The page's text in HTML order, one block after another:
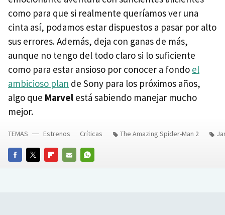
como para que si realmente queríamos ver una
cinta así, podamos estar dispuestos a pasar por alto
sus errores. Además, deja con ganas de más,
aunque no tengo del todo claro si lo suficiente
como para estar ansioso por conocer a fondo el
ambicioso plan de Sony para los próximos años,
algo que Marvel está sabiendo manejar mucho
mejor.
FACEBOOKTWITTERFLIPBOARD
E-
WHATSAPP
TEMAS Estrenos Críticas The Amazing Spider-Man 2